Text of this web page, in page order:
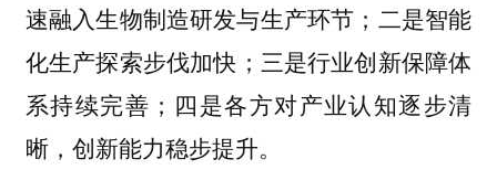
速融入生物制造研发与生产环节 ； 二是智能
化生产探索步伐加快 ； 三是行业创新保障体
系持续完善 ； 四是各方对产业认知逐步清
晰，创新能力稳步提升。